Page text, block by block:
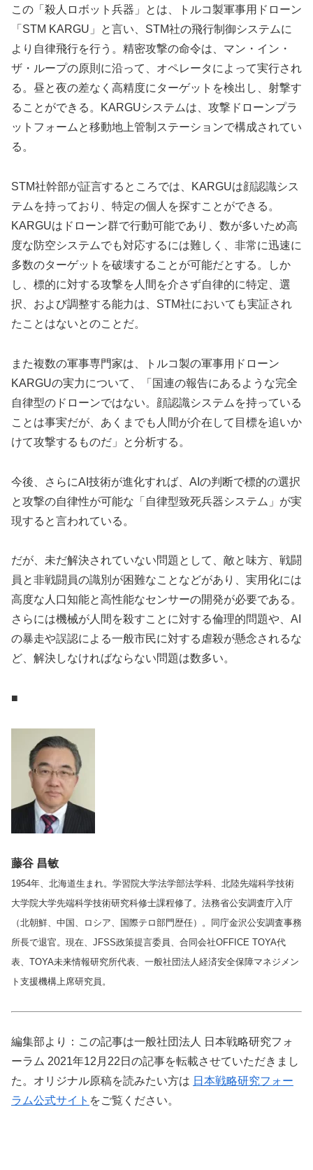
この「殺人ロボット兵器」とは、トルコ製軍事用ドローン
「STM KARGU」と言い、STM社の飛行制御システムに
より自律飛行を行う。精密攻撃の命令は、マン・イン・
ザ・ループの原則に沿って、オペレータによって実行され
る。昼と夜の差なく高精度にターゲットを検出し、射撃す
ることができる。KARGUシステムは、攻撃ドローンプラ
ットフォームと移動地上管制ステーションで構成されてい
る。
STM社幹部が証言するところでは、KARGUは顔認識シス
テムを持っており、特定の個人を探すことができる。
KARGUはドローン群で行動可能であり、数が多いため高
度な防空システムでも対応するには難しく、非常に迅速に
多数のターゲットを破壊することが可能だとする。しか
し、標的に対する攻撃を人間を介さず自律的に特定、選
択、および調整する能力は、STM社においても実証され
たことはないとのことだ。
また複数の軍事専門家は、トルコ製の軍事用ドローン
KARGUの実力について、「国連の報告にあるような完全
自律型のドローンではない。顔認識システムを持っている
ことは事実だが、あくまでも人間が介在して目標を追いか
けて攻撃するものだ」と分析する。
今後、さらにAI技術が進化すれば、AIの判断で標的の選択
と攻撃の自律性が可能な「自律型致死兵器システム」が実
現すると言われている。
だが、未だ解決されていない問題として、敵と味方、戦闘
員と非戦闘員の識別が困難なことなどがあり、実用化には
高度な人口知能と高性能なセンサーの開発が必要である。
さらには機械が人間を殺すことに対する倫理的問題や、AI
の暴走や誤認による一般市民に対する虐殺が懸念されるな
ど、解決しなければならない問題は数多い。
■
藤谷 昌敏
1954年、北海道生まれ。学習院大学法学部法学科、北陸先端科学技術
大学院大学先端科学技術研究科修士課程修了。法務省公安調査庁入庁
（北朝鮮、中国、ロシア、国際テロ部門歴任）。同庁金沢公安調査事務
所長で退官。現在、JFSS政策提言委員、合同会社OFFICE TOYA代
表、TOYA未来情報研究所代表、一般社団法人経済安全保障マネジメン
ト支援機構上席研究員。
編集部より：この記事は一般社団法人 日本戦略研究フォ
ーラム 2021年12月22日の記事を転載させていただきまし
た。オリジナル原稿を読みたい方は 日本戦略研究フォー
ラム公式サイト をご覧ください。